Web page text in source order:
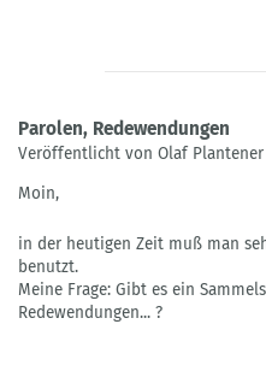
Parolen, Redewendungen
Veröffentlicht von Olaf Plantener
Moin,
in der heutigen Zeit muß man
benutzt.
Meine Frage: Gibt es ein
Redewendungen... ?